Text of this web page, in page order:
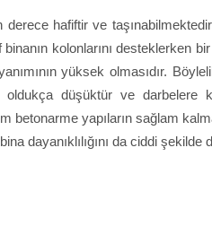
hafiftir ve
kolonlarını desteklerken
yüksek olmasıdır.
düşüktür ve darbelere
betonarme yapıların sağlam
dayanıklılığını da ciddi şekilde